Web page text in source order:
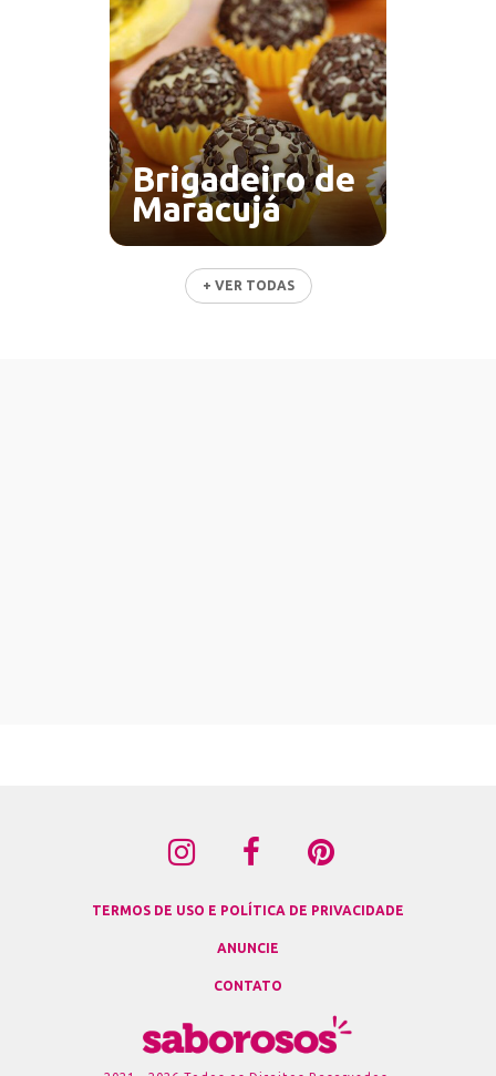
Brigadeiro de
Maracujá
+ VER TODAS
TERMOS DE USO E POLÍTICA DE PRIVACIDADE
ANUNCIE
CONTATO